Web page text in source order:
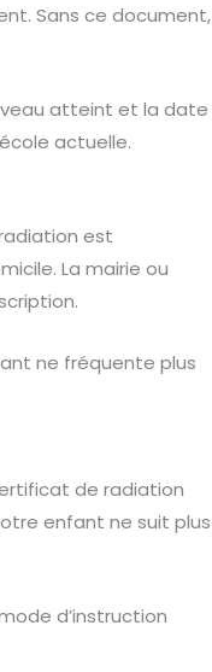
Sans ce document,
atteint et la date
actuelle.
est
La mairie ou
ne fréquente plus
de radiation
enfant ne suit plus
d’instruction